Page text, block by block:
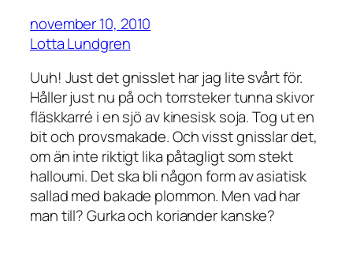
november 10, 2010
Lotta Lundgren
Uuh! Just det gnisslet har jag lite svårt för.
Håller just nu på och torrsteker tunna skivor
fläskkarré i en sjö av kinesisk soja. Tog ut en
bit och provsmakade. Och visst gnisslar det,
om än inte riktigt lika påtagligt som stekt
halloumi. Det ska bli någon form av asiatisk
sallad med bakade plommon. Men vad har
man till? Gurka och koriander kanske?